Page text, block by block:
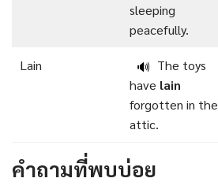
sleeping
peacefully.
Lain 🔊 The toys
have lain
forgotten in the
attic.
คำถามที่พบบ่อย